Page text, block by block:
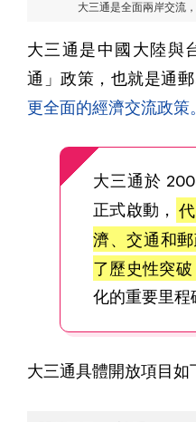
大三通是全面兩岸交流
大三通是中國大陸與
通」政策，也就是通郵
更全面的經濟交流政策。
大三通於
正式啟動，
濟、交通和
了歷史性突破
化的重要里程
大三通具體開放項目如